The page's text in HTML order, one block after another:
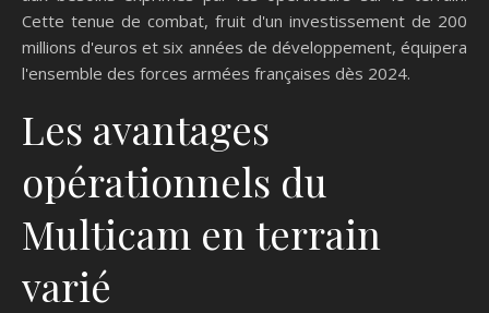
Cette tenue de combat, fruit d'un investissement de 200
millions d'euros et six années de développement, équipera
l'ensemble des forces armées françaises dès 2024.
Les avantages
opérationnels du
Multicam en terrain
varié